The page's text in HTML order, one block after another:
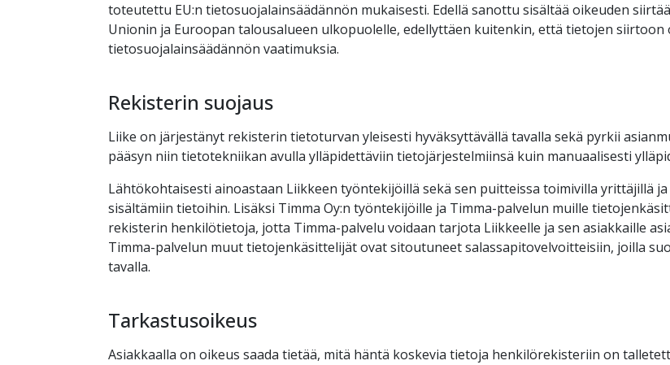
toteutettu EU:n tietosuojalainsäädännön mukaisesti. Edellä sanottu sisältää oikeuden
Unionin ja Euroopan talousalueen ulkopuolelle, edellyttäen kuitenkin, että tietojen siirtoon
tietosuojalainsäädännön vaatimuksia.
Rekisterin suojaus
Liike on järjestänyt rekisterin tietoturvan yleisesti hyväksyttävällä tavalla sekä pyrkii
pääsyn niin tietotekniikan avulla ylläpidettäviin tietojärjestelmiinsä kuin manuaalisesti
Lähtökohtaisesti ainoastaan Liikkeen työntekijöillä sekä sen puitteissa toimivilla yrittäjillä
sisältämiin tietoihin. Lisäksi Timma Oy:n työntekijöille ja Timma-palvelun muille
rekisterin henkilötietoja, jotta Timma-palvelu voidaan tarjota Liikkeelle ja sen asiakkaille
Timma-palvelun muut tietojenkäsittelijät ovat sitoutuneet salassapitovelvoitteisiin, joilla
tavalla.
Tarkastusoikeus
Asiakkaalla on oikeus saada tietää, mitä häntä koskevia tietoja henkilörekisteriin on